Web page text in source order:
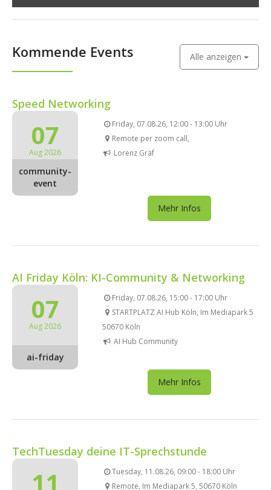
Kommende Events Alle anzeigen
Speed Networking
07
Aug 2026
community-
event
Friday, 07.08.26, 12:00 - 13:00 Uhr
Remote per zoom call,
Lorenz Gräf
Mehr Infos
AI Friday Köln: KI-Community & Networking
07
Aug 2026
ai-friday
Friday, 07.08.26, 15:00 - 17:00 Uhr
STARTPLATZ AI Hub Köln, Im Mediapark 5
50670 Köln
AI Hub Community
Mehr Infos
TechTuesday deine IT-Sprechstunde
11
Tuesday, 11.08.26, 09:00 - 18:00 Uhr
Remote, Im Mediapark 5, 50670 Köln